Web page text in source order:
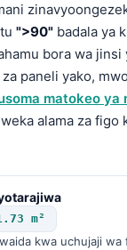
">90" badala ya
bora wa jinsi
paneli yako,
matokeo ya
alama za figo
m²
kwa uchujaji wa